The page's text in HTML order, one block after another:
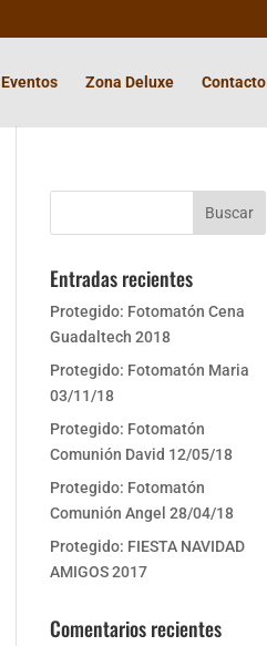
Eventos Zona Deluxe Contacto
Entradas recientes
Protegido: Fotomatón Cena
Guadaltech 2018
Protegido: Fotomatón Maria
03/11/18
Protegido: Fotomatón
Comunión David 12/05/18
Protegido: Fotomatón
Comunión Angel 28/04/18
Protegido: FIESTA NAVIDAD
AMIGOS 2017
Comentarios recientes